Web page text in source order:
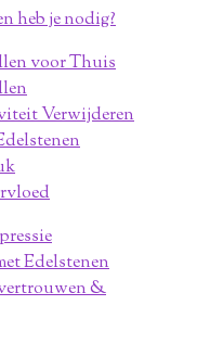
heb je nodig?
voor Thuis
Verwijderen
Edelstenen
&